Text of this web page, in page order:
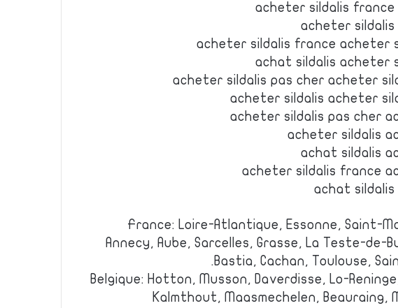
acheter sildalis france
acheter
acheter sildalis france acheter
achat sildalis acheter
acheter sildalis pas cher acheter
acheter sildalis acheter
acheter sildalis pas cher
acheter sildalis
achat sildalis
acheter sildalis france
achat
France: Loire-Atlantique, Essonne, Saint-
Annecy, Aube, Sarcelles, Grasse, La Teste-de-
Bastia, Cachan, Toulouse,
Belgique: Hotton, Musson, Daverdisse, Lo-
Kalmthout, Maasmechelen, Beauraing,